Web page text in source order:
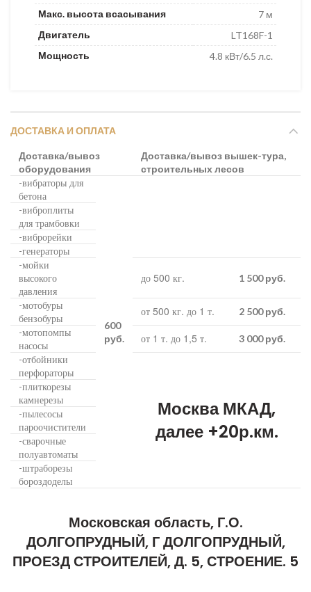
Макс. высота всасывания
7 м
Двигатель
LT168F-1
Мощность
4.8 кВт/6.5 л.с.
ДОСТАВКА И ОПЛАТА
Доставка/вывоз
оборудования
Доставка/вывоз вышек-тура,
строительных лесов
-вибраторы для
бетона
600
руб.
-виброплиты
для трамбовки
-виброрейки
-генераторы
-мойки
высокого
давления
до 500 кг. 1 500 руб.
-мотобуры
бензобуры
от 500 кг. до 1 т.
2 500 руб.
-мотопомпы
насосы
от 1 т. до 1,5 т.
3 000 руб.
-отбойники
перфораторы
Москва МКАД,
далее +20р.км.
-плиткорезы
камнерезы
-пылесосы
пароочистители
-сварочные
полуавтоматы
-штраборезы
бороздоделы
Московская область, Г.О.
ДОЛГОПРУДНЫЙ, Г ДОЛГОПРУДНЫЙ,
ПРОЕЗД СТРОИТЕЛЕЙ, Д. 5, СТРОЕНИЕ. 5